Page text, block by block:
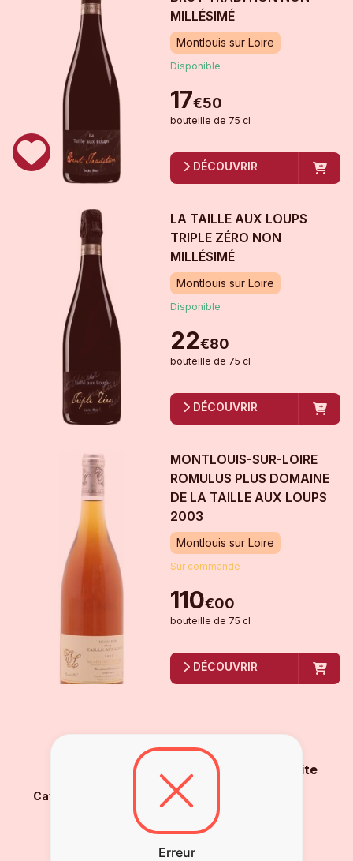
MILLÉSIMÉ
Montlouis sur Loire
Disponible
17€50
bouteille de 75 cl
DÉCOUVRIR
LA TAILLE AUX LOUPS
TRIPLE ZÉRO NON
MILLÉSIMÉ
Montlouis sur Loire
Disponible
22€80
bouteille de 75 cl
DÉCOUVRIR
MONTLOUIS-SUR-LOIRE
ROMULUS PLUS DOMAINE
DE LA TAILLE AUX LOUPS
2003
Montlouis sur Loire
Sur commande
110€00
bouteille de 75 cl
DÉCOUVRIR
Caviste de proximité
Livraison gratuite
À partir de 250€
Erreur